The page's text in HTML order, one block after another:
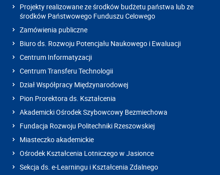
Projekty realizowane ze środków budżetu państwa lub ze
środków Państwowego Funduszu Celowego
Zamówienia publiczne
Biuro ds. Rozwoju Potencjału Naukowego i Ewaluacji
Centrum Informatyzacji
Centrum Transferu Technologii
Dział Współpracy Międzynarodowej
Pion Prorektora ds. Kształcenia
Akademicki Ośrodek Szybowcowy Bezmiechowa
Fundacja Rozwoju Politechniki Rzeszowskiej
Miasteczko akademickie
Ośrodek Kształcenia Lotniczego w Jasionce
Sekcja ds. e-Learningu i Kształcenia Zdalnego